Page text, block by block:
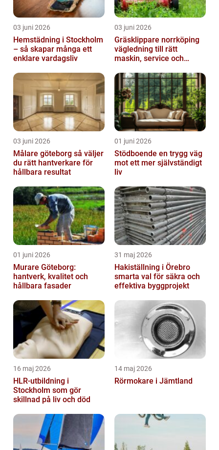
03 juni 2026
Hemstädning i Stockholm
– så skapar många ett
enklare vardagsliv
03 juni 2026
Gräsklippare norrköping
vägledning till rätt
maskin, service och
03 juni 2026
Målare göteborg så väljer
du rätt hantverkare för
hållbara resultat
01 juni 2026
Stödboende en trygg väg
mot ett mer självständigt
liv
01 juni 2026
Murare Göteborg:
hantverk, kvalitet och
hållbara fasader
31 maj 2026
Hakiställning i Örebro
smarta val för säkra och
effektiva byggprojekt
16 maj 2026
HLR-utbildning i
Stockholm som gör
skillnad på liv och död
14 maj 2026
Rörmokare i Jämtland